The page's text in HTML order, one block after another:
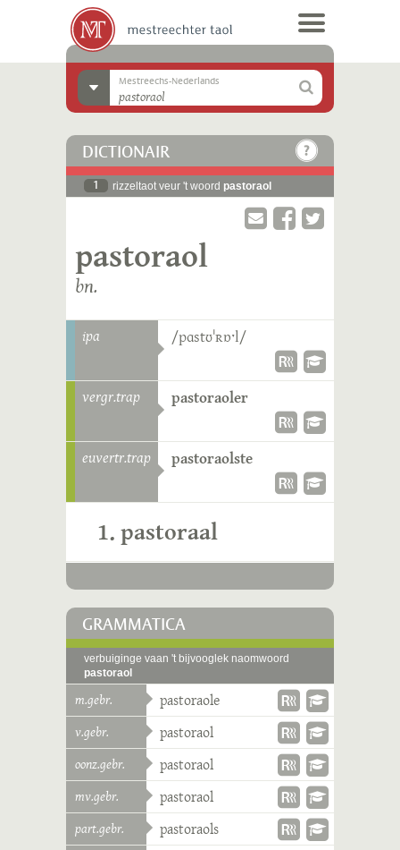
Mestreechs-Nederlands
DICTIONAIR
1 rizzeltaot veur 't woord pastoraol
pastoraol
bn.
ipa /pɑstʊˈʀɒˑl/
vergr.trap pastoraoler
euvertr.trap pastoraolste
1. pastoraal
GRAMMATICA
verbuiginge vaan 't bijvooglek naomwoord
pastoraol
m.gebr. pastoraole
v.gebr. pastoraol
oonz.gebr. pastoraol
mv.gebr. pastoraol
part.gebr. pastoraols